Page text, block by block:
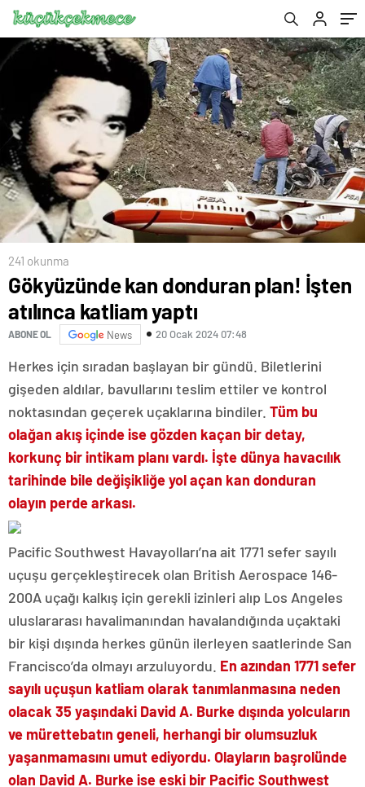
241 okunma
Gökyüzünde kan donduran plan! İşten
atılınca katliam yaptı
ABONE OL News 20 Ocak 2024 07:48
Herkes için sıradan başlayan bir gündü. Biletlerini
gişeden aldılar, bavullarını teslim ettiler ve kontrol
noktasından geçerek uçaklarına bindiler. Tüm bu
olağan akış içinde ise gözden kaçan bir detay,
korkunç bir intikam planı vardı. İşte dünya havacılık
tarihinde bile değişikliğe yol açan kan donduran
olayın perde arkası.
Pacific Southwest Havayolları’na ait 1771 sefer sayılı
uçuşu gerçekleştirecek olan British Aerospace 146-
200A uçağı kalkış için gerekli izinleri alıp Los Angeles
uluslararası havalimanından havalandığında uçaktaki
bir kişi dışında herkes günün ilerleyen saatlerinde San
Francisco’da olmayı arzuluyordu. En azından 1771 sefer
sayılı uçuşun katliam olarak tanımlanmasına neden
olacak 35 yaşındaki David A. Burke dışında yolcuların
ve mürettebatın geneli, herhangi bir olumsuzluk
yaşanmamasını umut ediyordu. Olayların başrolünde
olan David A. Burke ise eski bir Pacific Southwest